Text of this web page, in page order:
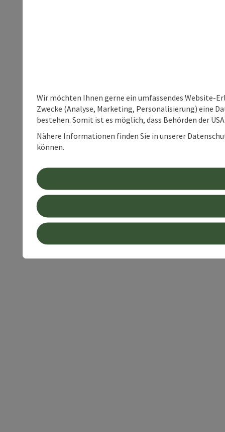
Wir möchten Ihnen gerne ein umfassendes Website-
Zwecke (Analyse, Marketing, Personalisierung) eine
bestehen. Somit ist es möglich, dass Behörden der
Nähere Informationen finden Sie in unserer
können.